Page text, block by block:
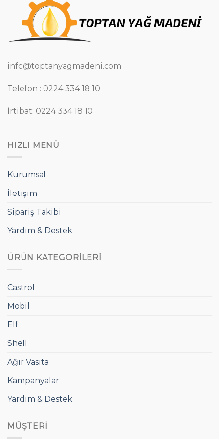
info@toptanyagmadeni.com
Telefon : 0224 334 18 10
İrtibat: 0224 334 18 10
HIZLI MENÜ
Kurumsal
İletişim
Sipariş Takibi
Yardım & Destek
ÜRÜN KATEGORILERI
Castrol
Mobil
Elf
Shell
Ağır Vasıta
Kampanyalar
Yardım & Destek
MÜŞTERI